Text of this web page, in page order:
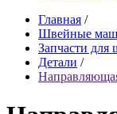
Главная /
Швейные
Запчасти
Детали /